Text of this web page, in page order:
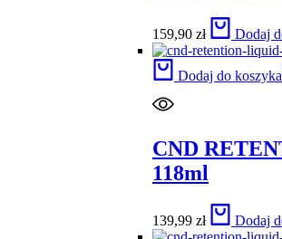
159,90 zł Dodaj
Dodaj do koszyka
CND
118ml
139,99 zł Dodaj